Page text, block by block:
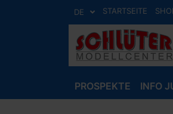
DE STARTSEITE
PROSPEKTE INFO